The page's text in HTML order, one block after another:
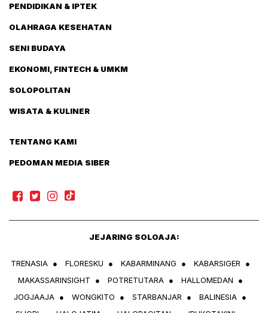
PENDIDIKAN & IPTEK
OLAHRAGA KESEHATAN
SENI BUDAYA
EKONOMI, FINTECH & UMKM
SOLOPOLITAN
WISATA & KULINER
TENTANG KAMI
PEDOMAN MEDIA SIBER
JEJARING SOLOAJA:
TRENASIA ● FLORESKU ● KABARMINANG ● KABARSIGER
●
MAKASSARINSIGHT
● POTRETUTARA ● HALLOMEDAN
●
JOGJAAJA ● WONGKITO ● STARBANJAR ● BALINESIA ●